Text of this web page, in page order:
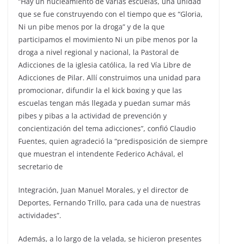
que se fue construyendo con el tiempo que es “Gloria,
Ni un pibe menos por la droga” y de la que
participamos el movimiento Ni un pibe menos por la
droga a nivel regional y nacional, la Pastoral de
Adicciones de la iglesia católica, la red Vía Libre de
Adicciones de Pilar. Allí construimos una unidad para
promocionar, difundir la el kick boxing y que las
escuelas tengan más llegada y puedan sumar más
pibes y pibas a la actividad de prevención y
concientización del tema adicciones”, confió Claudio
Fuentes, quien agradeció la “predisposición de siempre
que muestran el intendente Federico Achával, el
secretario de
Integración, Juan Manuel Morales, y el director de
Deportes, Fernando Trillo, para cada una de nuestras
actividades”.
Además, a lo largo de la velada, se hicieron presentes